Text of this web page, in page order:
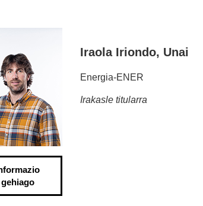
gehiago
Iraola Iriondo, Unai
Energia-ENER
Irakasle titularra